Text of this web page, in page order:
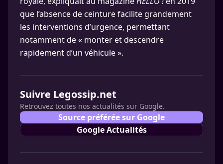
que l’absence de ceinture facilite grandement
les interventions d’urgence, permettant
notamment de « monter et descendre
rapidement d’un véhicule ».
Suivre Legossip.net
Retrouvez toutes nos actualités sur Google.
Source préférée sur Google
Google Actualités